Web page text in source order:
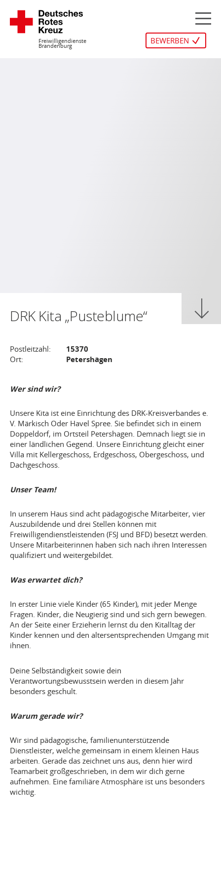
springen
Freiwilligendienste
Brandenburg
BEWERBEN
DRK Kita „Pusteblume“
Postleitzahl:
15370
Ort:
Petershagen
Wer sind wir?
Unsere Kita ist eine Einrichtung des DRK-Kreisverbandes e.
V. Märkisch Oder Havel Spree. Sie befindet sich in einem
Doppeldorf, im Ortsteil Petershagen. Demnach liegt sie in
einer ländlichen Gegend. Unsere Einrichtung gleicht einer
Villa mit Kellergeschoss, Erdgeschoss, Obergeschoss, und
Dachgeschoss.
Unser Team!
In unserem Haus sind acht pädagogische Mitarbeiter, vier
Auszubildende und drei Stellen können mit
Freiwilligendienstleistenden (FSJ und BFD) besetzt werden.
Unsere Mitarbeiterinnen haben sich nach ihren Interessen
qualifiziert und weitergebildet.
Was erwartet dich?
In erster Linie viele Kinder (65 Kinder), mit jeder Menge
Fragen. Kinder, die Neugierig sind und sich gern bewegen.
An der Seite einer Erzieherin lernst du den Kitalltag der
Kinder kennen und den altersentsprechenden Umgang mit
ihnen.
Deine Selbständigkeit sowie dein
Verantwortungsbewusstsein werden in diesem Jahr
besonders geschult.
Warum gerade wir?
Wir sind pädagogische, familienunterstützende
Dienstleister, welche gemeinsam in einem kleinen Haus
arbeiten. Gerade das zeichnet uns aus, denn hier wird
Teamarbeit großgeschrieben, in dem wir dich gerne
aufnehmen. Eine familiäre Atmosphäre ist uns besonders
wichtig.